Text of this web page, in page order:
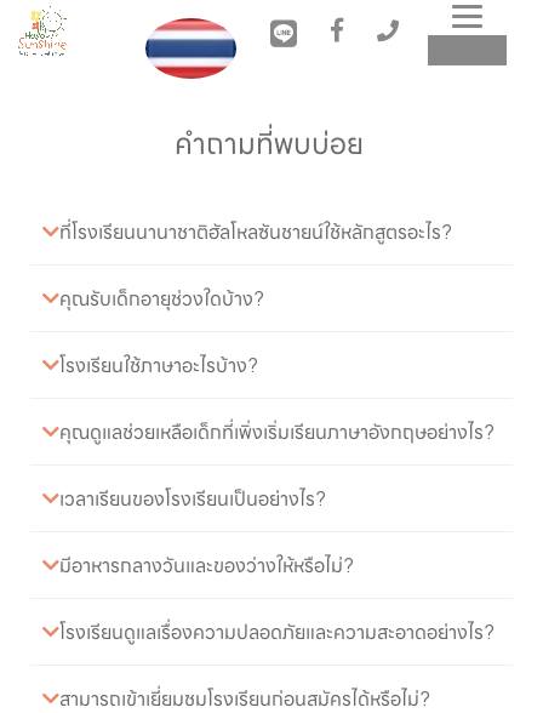
คำถามที่พบบ่อย
ที่โรงเรียนนานาชาติฮัลโหลซันชายน์ใช้หลักสูตรอะไร?
คุณรับเด็กอายุช่วงใดบ้าง?
โรงเรียนใช้ภาษาอะไรบ้าง?
คุณดูแลช่วยเหลือเด็กที่เพิ่งเริ่มเรียนภาษาอังกฤษอย่างไร?
เวลาเรียนของโรงเรียนเป็นอย่างไร?
มีอาหารกลางวันและของว่างให้หรือไม่?
โรงเรียนดูแลเรื่องความปลอดภัยและความสะอาดอย่างไร?
สามารถเข้าเยี่ยมชมโรงเรียนก่อนสมัครได้หรือไม่?